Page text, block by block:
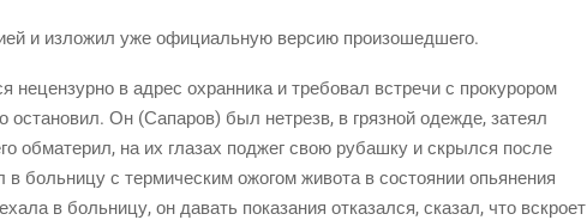
и изло­жил уже офи­ци­аль­ную вер­сию произошедшего.
в адрес охран­ни­ка и тре­бо­вал встре­чи с про­ку­ро­ром
оста­но­вил. Он (Сапа­ров) был нетрезв, в гряз­ной одеж­де, зате­ял
обма­те­рил, на их гла­зах под­жег свою рубаш­ку и скрыл­ся после
боль­ни­цу с тер­ми­че­ским ожо­гом живо­та в состо­я­нии опья­не­ния
в боль­ни­цу, он давать пока­за­ния отка­зал­ся, ска­зал, что вскро­ет